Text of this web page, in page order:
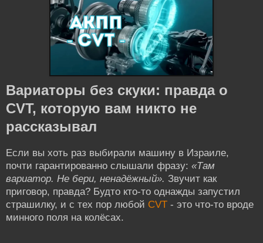
Вариаторы без скуки: правда о
CVT, которую вам никто не
рассказывал
Если вы хоть раз выбирали машину в Израиле,
почти гарантированно слышали фразу: «Там
вариатор. Не бери, ненадёжный». Звучит как
приговор, правда? Будто кто-то однажды запустил
страшилку, и с тех пор любой CVT - это что-то вроде
минного поля на колёсах.